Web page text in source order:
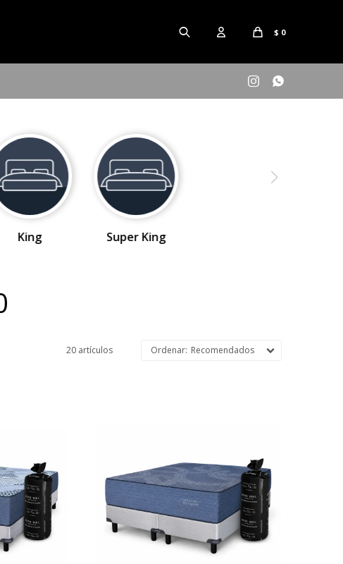
$ 0
 
King Super King
20 artículos Recomendados
interna
que pocos
que
núcleo
Un colchón de resortes Pocket
premium que llega compactado
en bolsa y entra donde otros no
entran.Lo movés sin esfuerzo. Lo
abrís. Se expande. Y aparece un
verdadero King Koil de 30 cm de
altura.